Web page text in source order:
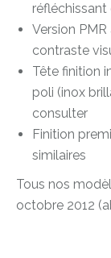
réfléchissant
Version
contraste
Tête finition
poli (inox
consulter
Finition
similaires
Tous nos
octobre 2012